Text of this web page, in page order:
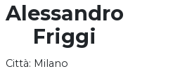
Alessandro
Friggi
Città: Milano